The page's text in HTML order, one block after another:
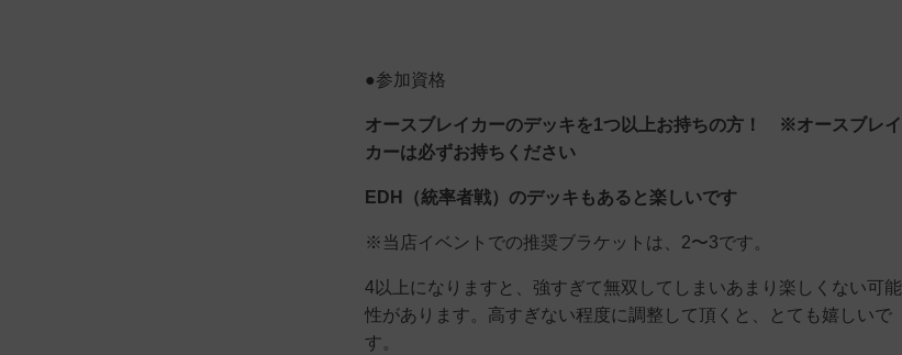
●参加資格
オースブレイカーのデッキを1つ以上お持ちの方！ ※オースブレイ
カーは必ずお持ちください
EDH（統率者戦）のデッキもあると楽しいです
※当店イベントでの推奨ブラケットは、2〜3です。
4以上になりますと、強すぎて無双してしまいあまり楽しくない可能
性があります。高すぎない程度に調整して頂くと、とても嬉しいで
す。